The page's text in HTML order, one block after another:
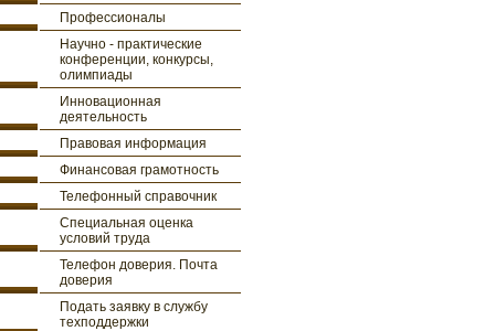
Профессионалы
Научно - практические
конференции, конкурсы,
олимпиады
Инновационная
деятельность
Правовая информация
Финансовая грамотность
Телефонный справочник
Специальная оценка
условий труда
Телефон доверия. Почта
доверия
Подать заявку в службу
техподдержки